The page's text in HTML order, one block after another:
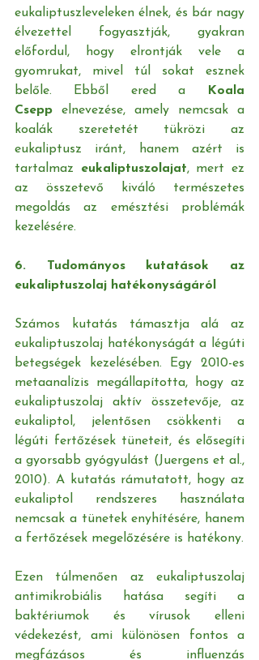
eukaliptuszleveleken élnek, és bár nagy
élvezettel fogyasztják, gyakran
előfordul, hogy elrontják vele a
gyomrukat, mivel túl sokat esznek
belőle. Ebből ered a
Koala
Csepp elnevezése, amely nemcsak a
koalák szeretetét tükrözi az
eukaliptusz iránt, hanem azért is
tartalmaz eukaliptuszolajat, mert ez
az összetevő kiváló természetes
megoldás az emésztési problémák
kezelésére.
6. Tudományos kutatások az
eukaliptuszolaj hatékonyságáról
Számos kutatás támasztja alá az
eukaliptuszolaj hatékonyságát a légúti
betegségek kezelésében. Egy 2010-es
metaanalízis megállapította, hogy az
eukaliptuszolaj aktív összetevője, az
eukaliptol, jelentősen csökkenti a
légúti fertőzések tüneteit, és elősegíti
a gyorsabb gyógyulást (Juergens et al.,
2010). A kutatás rámutatott, hogy az
eukaliptol rendszeres használata
nemcsak a tünetek enyhítésére, hanem
a fertőzések megelőzésére is hatékony.
Ezen túlmenően az eukaliptuszolaj
antimikrobiális hatása segíti a
baktériumok és vírusok elleni
védekezést, ami különösen fontos a
megfázásos és influenzás